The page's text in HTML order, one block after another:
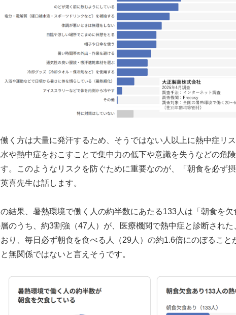
く方は大量に発汗するため、そうではない人以上に熱中症リ
や熱中症をおこすことで集中力の低下や意識を失うなどの危
。このようなリスクを防ぐために重要なのが、「朝食を必ず
喜先生は話します。
結果、暑熱環境で働く人の約半数にあたる133人は「朝食を
のうち、約3割強（47人）が、医療機関で熱中症と診断され
り、毎日必ず朝食を食べる人（29人）の約1.6倍にのぼるこ
無関係ではないと言えそうです。